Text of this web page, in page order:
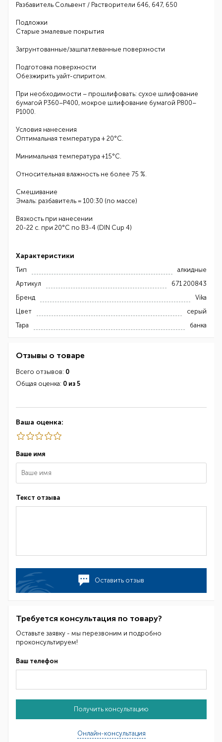
Разбавитель Сольвент / Растворители 646, 647, 650
Подложки
Старые эмалевые покрытия
Загрунтованные/зашпатлеванные поверхности
Подготовка поверхности
Обезжирить уайт-спиритом.
При необходимости – прошлифовать: сухое шлифование
бумагой Р360–Р400, мокрое шлифование бумагой Р800–
Р1000.
Условия нанесения
Оптимальная температура + 20°С.
Минимальная температура +15°С.
Относительная влажность не более 75 %.
Смешивание
Эмаль: разбавитель = 100:30 (по массе)
Вязкость при нанесении
20-22 с. при 20°С по ВЗ-4 (DIN Cup 4)
Характеристики
Тип
алкидные
Артикул
671 200843
Бренд
Vika
Цвет
серый
Тара
банка
Отзывы о товаре
Всего отзывов: 0
Общая оценка: 0 из 5
Ваша оценка:
Ваше имя
Текст отзыва
Оставить отзыв
Требуется консультация по товару?
Оставьте заявку - мы перезвоним и подробно
проконсультируем!
Ваш телефон
Получить консультацию
Онлайн-консультация